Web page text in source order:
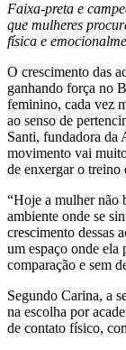
Faixa-preta e
que mulheres
física e
O crescimento das
ganhando força no
feminino, cada vez
ao senso de
Santi, fundadora da
movimento vai
de enxergar o treino
“Hoje a mulher não
ambiente onde se
crescimento dessas
um espaço onde ela
comparação e sem
Segundo Carina, a
na escolha por
de contato físico,